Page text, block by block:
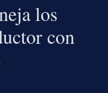
los
con